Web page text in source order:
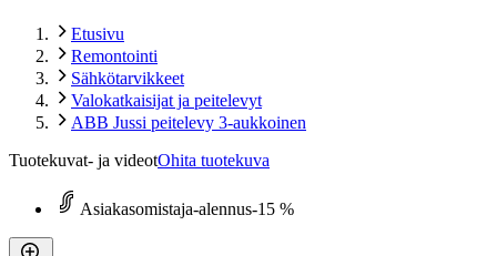
Etusivu
Remontointi
Sähkötarvikkeet
Valokatkaisijat ja peitelevyt
ABB Jussi peitelevy 3-aukkoinen
Tuotekuvat- ja videotOhita tuotekuva
Asiakasomistaja-alennus-15 %